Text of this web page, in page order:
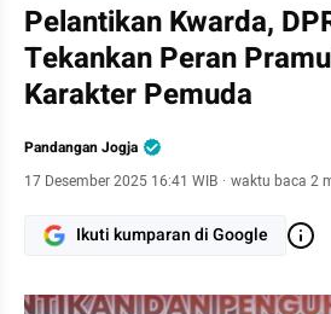
Pelantikan Kwarda,
Tekankan Peran
Karakter Pemuda
Pandangan Jogja
17 Desember 2025 16:41 WIB · waktu baca 2
Ikuti kumparan di Google